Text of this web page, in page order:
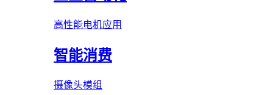
高性能电机应用
智能消费
摄像头模组